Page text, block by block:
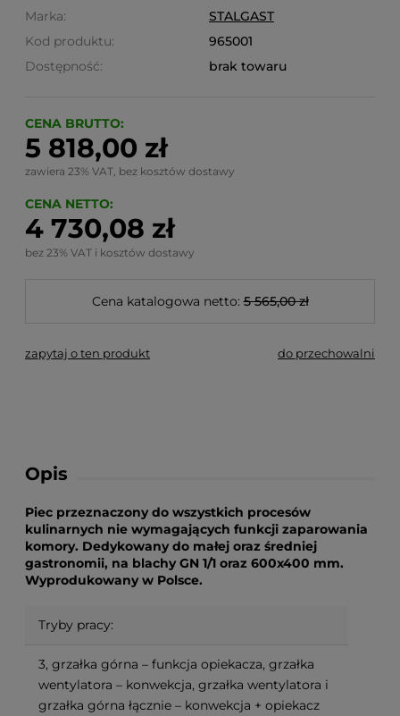
Marka:
STALGAST
Kod produktu:
965001
Dostępność:
brak towaru
CENA BRUTTO:
5 818,00 zł
zawiera 23% VAT, bez kosztów dostawy
CENA NETTO:
4 730,08 zł
bez 23% VAT i kosztów dostawy
Cena katalogowa netto: 5 565,00 zł
zapytaj o ten produkt do przechowalni
Opis
Piec przeznaczony do wszystkich procesów
kulinarnych nie wymagających funkcji zaparowania
komory. Dedykowany do małej oraz średniej
gastronomii, na blachy GN 1/1 oraz 600x400 mm.
Wyprodukowany w Polsce.
Tryby pracy:
3, grzałka górna – funkcja opiekacza, grzałka
wentylatora – konwekcja, grzałka wentylatora i
grzałka górna łącznie – konwekcja + opiekacz